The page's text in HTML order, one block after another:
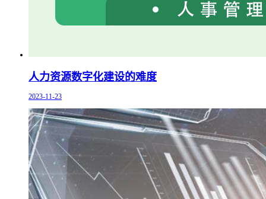
人力资源数字化建设的难度
2023-11-23